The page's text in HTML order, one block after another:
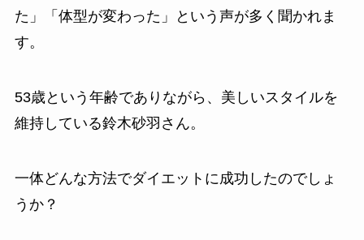
た」「体型が変わった」という声が多く聞かれま
す。
53歳という年齢でありながら、美しいスタイルを
維持している鈴木砂羽さん。
一体どんな方法でダイエットに成功したのでしょ
うか？